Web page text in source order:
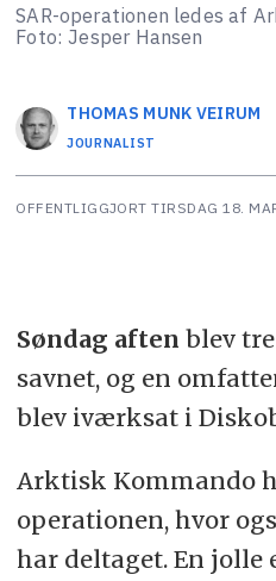
SAR-operationen ledes af
Foto: Jesper Hansen
THOMAS MUNK VEIRUM
JOURNALIST
OFFENTLIGGJORT TIRSDAG 18.
Søndag aften blev
savnet, og en
blev iværksat i
Arktisk Kommando
operationen, hvor
har deltaget. En jolle